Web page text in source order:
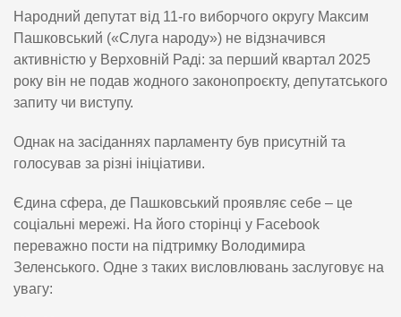
Народний депутат від 11-го виборчого округу Максим
Пашковський («Слуга народу») не відзначився
активністю у Верховній Раді: за перший квартал 2025
року він не подав жодного законопроєкту, депутатського
запиту чи виступу.
Однак на засіданнях парламенту був присутній та
голосував за різні ініціативи.
Єдина сфера, де Пашковський проявляє себе – це
соціальні мережі. На його сторінці у Facebook
переважно пости на підтримку Володимира
Зеленського. Одне з таких висловлювань заслуговує на
увагу: